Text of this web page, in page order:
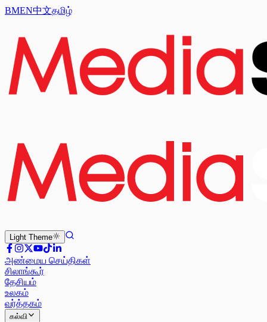
BMEN中文தமிழ்
Light Theme
அண்மைய செய்திகள்
சிலாங்கூர்
தேசியம்
உலகம்
வர்த்தகம்
கல்வி